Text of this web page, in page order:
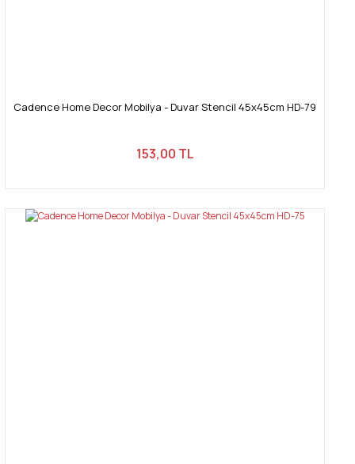
Cadence Home Decor Mobilya - Duvar Stencil 45x45cm HD-79
153,00 TL